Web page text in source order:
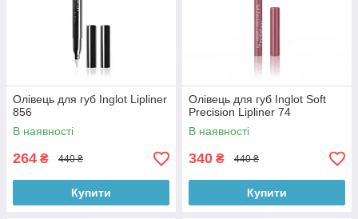
Олівець для губ Inglot Lipliner
856
В наявності
264 ₴ 440 ₴
Купити
Олівець для губ Inglot Soft
Precision Lipliner 74
В наявності
340 ₴ 440 ₴
Купити